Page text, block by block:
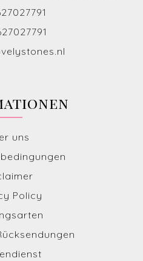
uns
Policy